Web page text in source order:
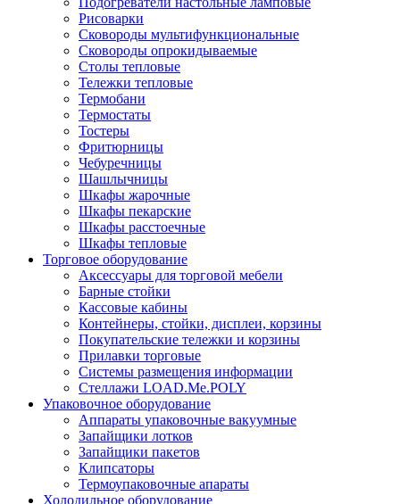
Рисоварки
Сковороды мультифункциональные
Сковороды опрокидываемые
Столы тепловые
Тележки тепловые
Термобани
Термостаты
Тостеры
Фритюрницы
Чебуречницы
Шашлычницы
Шкафы жарочные
Шкафы пекарские
Шкафы расстоечные
Шкафы тепловые
Торговое оборудование
Аксессуары для торговой мебели
Барные стойки
Кассовые кабины
Контейнеры, стойки, дисплеи, корзины
Покупательские тележки и корзины
Прилавки торговые
Системы размещения информации
Стеллажи LOAD.Me.POLY
Упаковочное оборудование
Аппараты упаковочные вакуумные
Запайщики лотков
Запайщики пакетов
Клипсаторы
Термоупаковочные апараты
Холодильное оборудование